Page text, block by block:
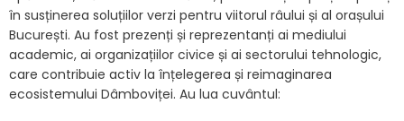
în susținerea soluțiilor verzi pentru viitorul râului și al orașului
București. Au fost prezenți și reprezentanți ai mediului
academic, ai organizațiilor civice și ai sectorului tehnologic,
care contribuie activ la înțelegerea și reimaginarea
ecosistemului Dâmboviței. Au lua cuvântul: